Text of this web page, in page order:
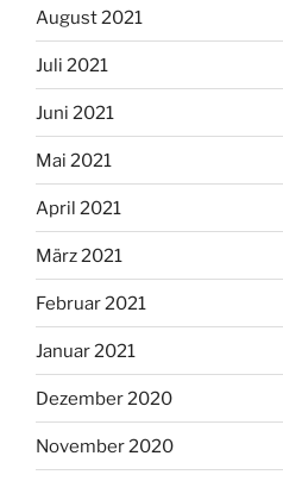
August 2021
Juli 2021
Juni 2021
Mai 2021
April 2021
März 2021
Februar 2021
Januar 2021
Dezember 2020
November 2020